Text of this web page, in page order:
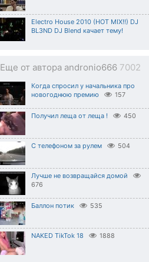
Electro House 2010 (HOT MIX!!) DJ
BL3ND DJ Blend качает тему!
Еще от автора andronio666 7002
Когда спросил у начальника про
новогоднюю премию
157
Получил леща от леща ! 450
С телефоном за рулем 504
Лучше не возвращайся домой
676
Баллон потик 535
NAKED TikTok 18 1888